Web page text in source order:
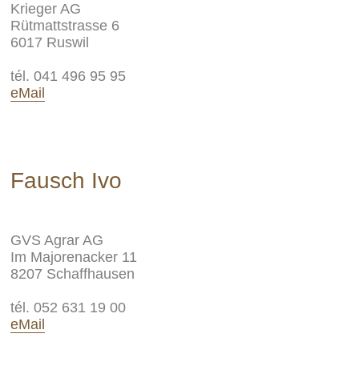
Krieger AG
Rütmattstrasse 6
6017 Ruswil
tél. 041 496 95 95
eMail
Fausch Ivo
GVS Agrar AG
Im Majorenacker 11
8207 Schaffhausen
tél. 052 631 19 00
eMail